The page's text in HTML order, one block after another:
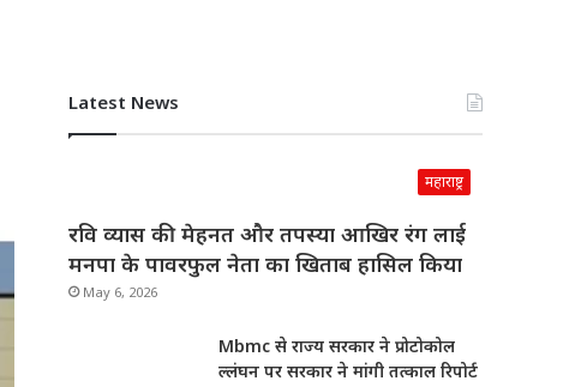
Latest News
महाराष्ट्र
रवि व्यास की मेहनत और तपस्या आखिर रंग लाई
मनपा के पावरफुल नेता का खिताब हासिल किया
May 6, 2026
Mbmc से राज्य सरकार ने प्रोटोकोल
ल्लंघन पर सरकार ने मांगी तत्काल रिपोर्ट